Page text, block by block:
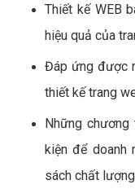
Thiết kế WEB
hiệu quả của
Đáp ứng được
thiết kế trang
Những
kiện để doanh
sách chất